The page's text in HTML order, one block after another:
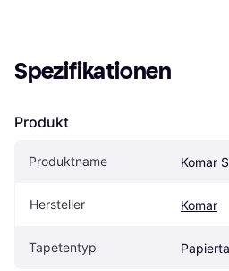
Spezifikationen
Produkt
Produktname Komar
Hersteller Komar
Tapetentyp